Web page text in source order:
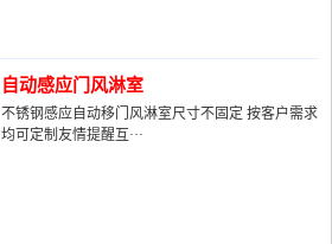
自动感应门风淋室
不锈钢感应自动移门风淋室尺寸不固定 按客户需求
均可定制友情提醒互···